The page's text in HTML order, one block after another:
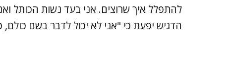
להתפלל איך שרוצים. אני בעד נשות הכותל
הדגיש יפעת כי "אני לא יכול לדבר בשם כולם,